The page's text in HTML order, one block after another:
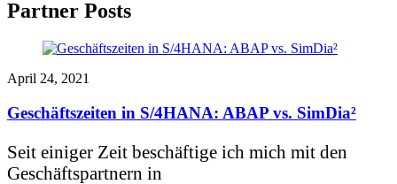
Partner Posts
April 24, 2021
Geschäftszeiten in S/4HANA: ABAP vs. SimDia²
Seit einiger Zeit beschäftige ich mich mit den
Geschäftspartnern in